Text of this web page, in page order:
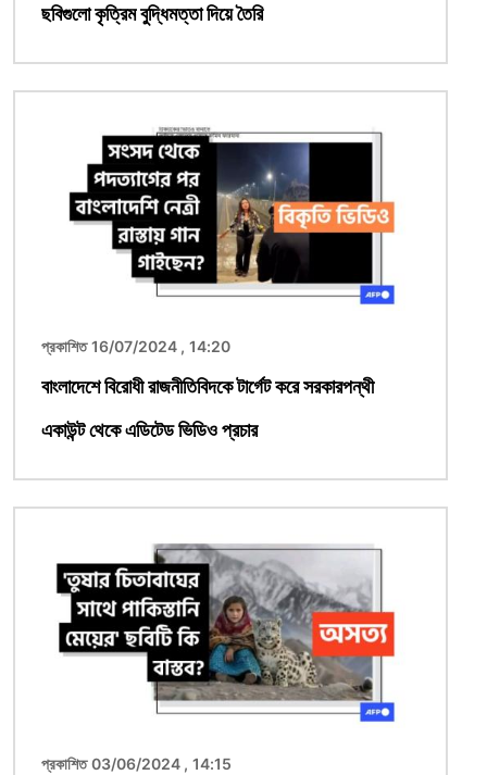
ছবিগুলো কৃত্রিম বুদ্ধিমত্তা দিয়ে তৈরি
প্রকাশিত 16/07/2024 , 14:20
বাংলাদেশে বিরোধী রাজনীতিবিদকে টার্গেট করে সরকারপন্থী
একাউন্ট থেকে এডিটেড ভিডিও প্রচার
প্রকাশিত 03/06/2024 , 14:15